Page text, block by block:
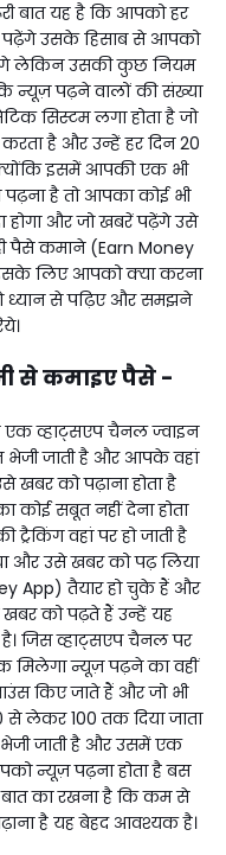
बात यह है कि आपको हर
पढ़ेंगे उसके हिसाब से आपको
लेकिन उसकी कुछ नियम
न्यूज़ पढ़ने वालों की संख्या
सिस्टम लगा होता है जो
है और उन्हें हर दिन ₹20
इसमें आपकी एक भी
है तो आपका कोई भी
होगा और जो खबरें पढ़ेंगे उसे
पैसे कमाने (Earn Money
लिए आपको क्या करना
ध्यान से पढ़िए और समझने
से कमाइए पैसे -
व्हाट्सएप चैनल ज्वाइन
भेजी जाती है और आपके वहां
को पढ़ाना होता है
सबूत नहीं देना होता
वहां पर हो जाती है
उसे खबर को पढ़ लिया
App) तैयार हो चुके हैं और
खबर को पढ़ते हैं उन्हें यह
है। जिस व्हाट्सएप चैनल पर
न्यूज़ पढ़ने का वहीं
किए जाते हैं और जो भी
से लेकर ₹100 तक दिया जाता
जाती है और उसमें एक
न्यूज़ पढ़ना होता है बस
का रखना है कि कम से
है यह बेहद आवश्यक है।